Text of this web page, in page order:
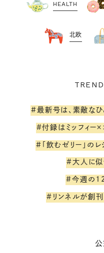
HEALTH
北欧
#最新号は、素敵なひ
#付録はミッフィー×
#「飲むゼリー」の
#大人に似
#今週の
#リンネルが創刊